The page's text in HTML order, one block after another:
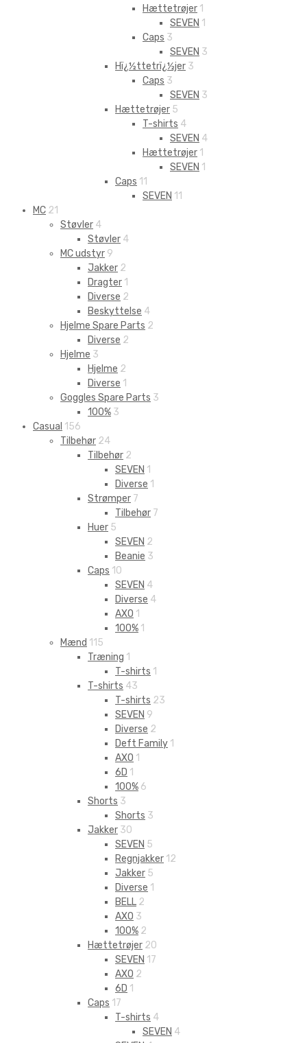
Hættetrøjer 1
SEVEN 1
Caps 3
SEVEN 3
Hï¿½ttetrï¿½jer 3
Caps 3
SEVEN 3
Hættetrøjer 5
T-shirts 4
SEVEN 4
Hættetrøjer 1
SEVEN 1
Caps 11
SEVEN 11
MC 21
Støvler 4
Støvler 4
MC udstyr 9
Jakker 2
Dragter 1
Diverse 2
Beskyttelse 4
Hjelme Spare Parts 2
Diverse 2
Hjelme 3
Hjelme 2
Diverse 1
Goggles Spare Parts 3
100% 3
Casual 156
Tilbehør 24
Tilbehør 2
SEVEN 1
Diverse 1
Strømper 7
Tilbehør 7
Huer 5
SEVEN 2
Beanie 3
Caps 10
SEVEN 4
Diverse 4
AXO 1
100% 1
Mænd 115
Træning 1
T-shirts 1
T-shirts 43
T-shirts 23
SEVEN 9
Diverse 2
Deft Family 1
AXO 1
6D 1
100% 6
Shorts 3
Shorts 3
Jakker 30
SEVEN 5
Regnjakker 12
Jakker 5
Diverse 1
BELL 2
AXO 3
100% 2
Hættetrøjer 20
SEVEN 17
AXO 2
6D 1
Caps 17
T-shirts 4
SEVEN 4